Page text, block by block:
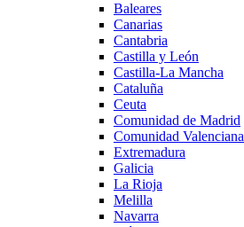
Baleares
Canarias
Cantabria
Castilla y León
Castilla-La Mancha
Cataluña
Ceuta
Comunidad de Madrid
Comunidad Valenciana
Extremadura
Galicia
La Rioja
Melilla
Navarra